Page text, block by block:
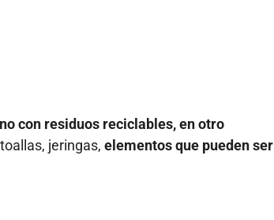
con residuos reciclables, en otro
jeringas, elementos que pueden ser